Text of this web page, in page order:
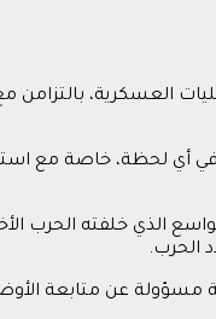
العسكرية،
أي لحظة، خاصة مع
الذي خلفته الحرب
الحرب.
مسؤولة عن متابعة